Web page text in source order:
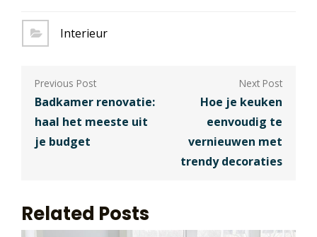
Interieur
Berichtnavigatie
Badkamer renovatie:
haal het meeste uit
je budget
Hoe je keuken
eenvoudig te
vernieuwen met
trendy decoraties
Related Posts